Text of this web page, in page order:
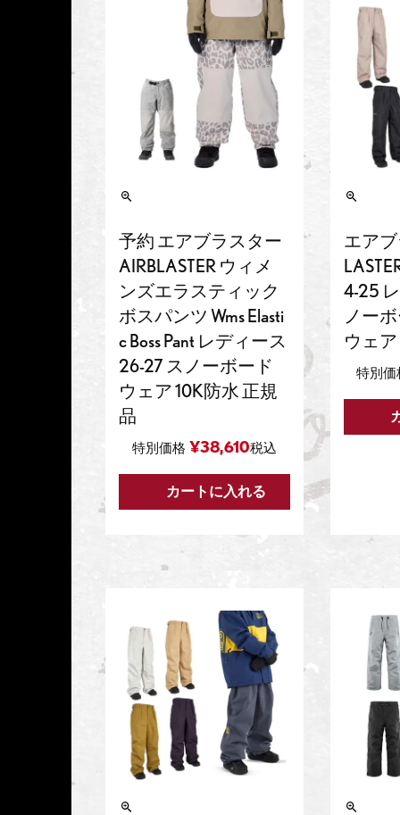
予約 エアブラスター
AIRBLASTER ウィメ
ンズエラスティック
ボスパンツ Wms Elasti
c Boss Pant レディース
26-27 スノーボード
ウェア 10K防水 正規
品
特別価格 ¥38,610税込
カートに入れる
エア
4-25
ノー
ウェ
特別価